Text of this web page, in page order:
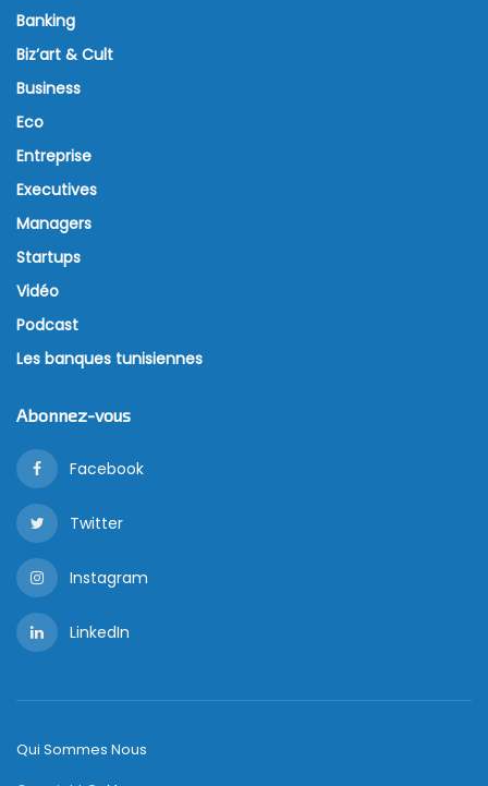
Banking
Biz’art & Cult
Business
Eco
Entreprise
Executives
Managers
Startups
Vidéo
Podcast
Les banques tunisiennes
Abonnez-vous
Facebook
Twitter
Instagram
LinkedIn
Qui Sommes Nous